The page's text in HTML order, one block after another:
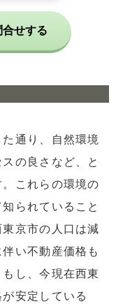
合せする
通り、自然環境
の良さなど、と
これらの環境の
られていること
京市の人口は減
い不動産価格も
し、今現在西東
安定している